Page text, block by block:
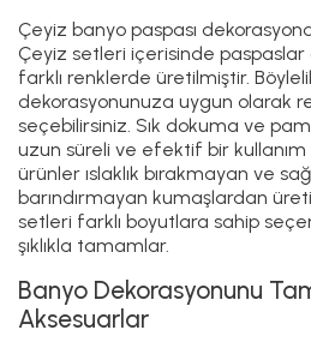
Çeyiz banyo paspası
Çeyiz setleri içerisinde paspaslar
farklı renklerde üretilmiştir.
dekorasyonunuza uygun olarak
seçebilirsiniz. Sık dokuma ve
uzun süreli ve efektif bir kullanım
ürünler ıslaklık bırakmayan ve
barındırmayan kumaşlardan
setleri farklı boyutlara sahip
şıklıkla tamamlar.
Banyo Dekorasyonunu
Aksesuarlar